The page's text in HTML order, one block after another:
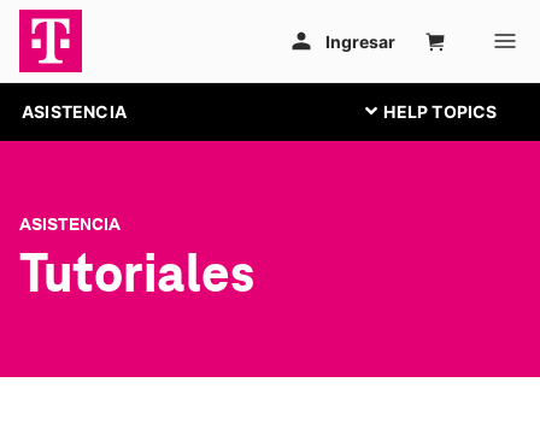
ASISTENCIA
ASISTENCIA
Tutoriales